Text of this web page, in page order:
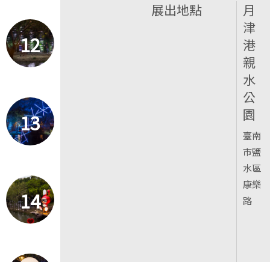
12
13
14
展出地點
月
津
港
親
水
公
園
臺南
市鹽
水區
康樂
路